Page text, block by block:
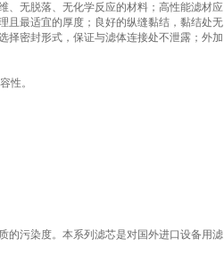
、无脱落、无化学反应的材料；高性能滤材应
且最适宜的厚度；良好的纵缝黏结，黏结处无
择密封形式，保证与滤体连接处不泄露；外加
性。
的污染度。本系列滤芯是对国外进口设备用滤